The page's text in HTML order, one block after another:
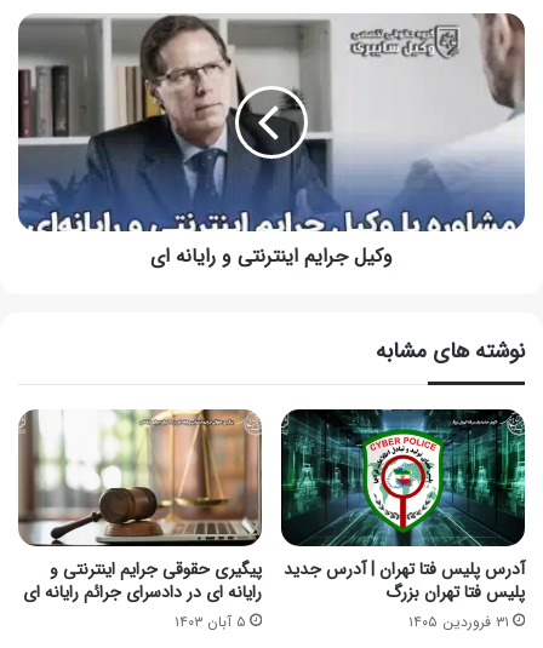
وکیل جرایم اینترنتی و رایانه ای
نوشته های مشابه
آدرس پلیس فتا تهران | آدرس جدید
پلیس فتا تهران بزرگ
۳۱ فروردین ۱۴۰۵
پیگیری حقوقی جرایم اینترنتی و
رایانه ای در دادسرای جرائم رایانه ای
۵ آبان ۱۴۰۳